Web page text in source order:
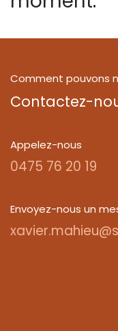
Comment pouvons
Contactez-
Appelez-nous
0475 76 20 19
Envoyez-nous un